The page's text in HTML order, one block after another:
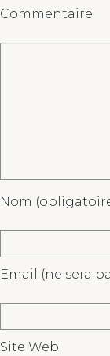
Commentaire
Nom
Email (ne sera
Site Web